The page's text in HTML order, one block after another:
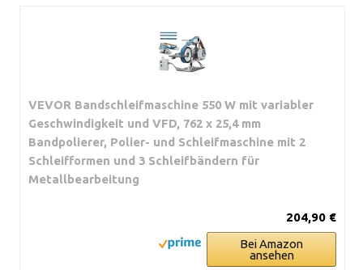
VEVOR Bandschleifmaschine 550 W mit variabler
Geschwindigkeit und VFD, 762 x 25,4 mm
Bandpolierer, Polier- und Schleifmaschine mit 2
Schleifformen und 3 Schleifbändern für
Metallbearbeitung
204,90 €
Bei Amazon
ansehen